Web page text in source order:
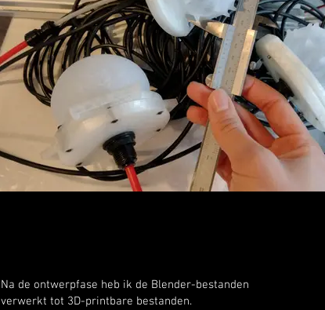
Na de ontwerpfase heb ik de Blender-bestanden
verwerkt tot 3D-printbare bestanden.